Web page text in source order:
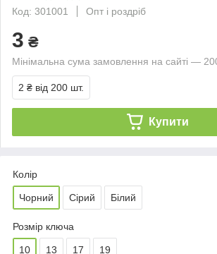
Код: 301001
Опт і роздріб
3 ₴
Мінімальна сума замовлення на сайті —
2 ₴ від 200 шт.
Купити
Колір
Чорний Сірий Білий
Розмір ключа
10 13 17 19